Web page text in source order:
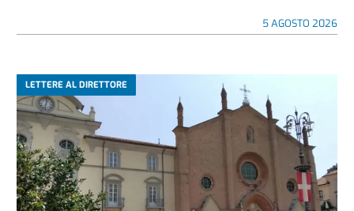
5 AGOSTO 2026
LETTERE AL DIRETTORE